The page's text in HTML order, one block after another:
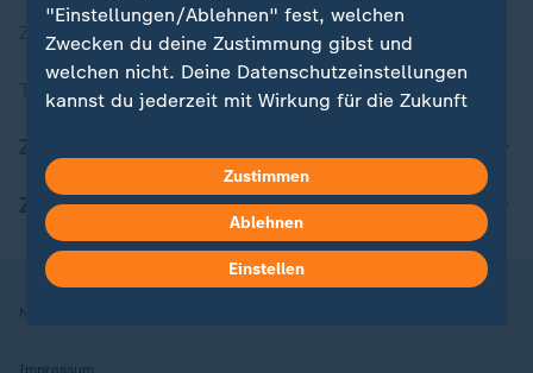
ZDFheute Stories
Themen im Überblick
ZDFheute Apps
Nutzungsbedingungen
Impressum
"Einstellungen/Ablehnen" fest, welchen
Zwecken du deine Zustimmung gibst und
welchen nicht. Deine Datenschutzeinstellungen
kannst du jederzeit mit Wirkung für die Zukunft
Hier findest du das Impressum.
Weitere Informationen findest du in unserer
Datenschutzerklärung.
Zustimmen
Ablehnen
Einstellen